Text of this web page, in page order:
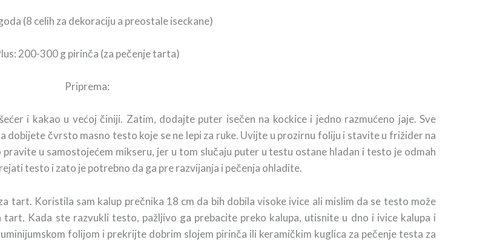
(8 celih za dekoraciju a preostale iseckane)
200-300 g pirinča (za pečenje tarta)
Priprema:
i kakao u većoj činiji. Zatim, dodajte puter isečen na kockice i jedno razmućeno jaje. Sve
dobijete čvrsto masno testo koje se ne lepi za ruke. Uvijte u prozirnu foliju i stavite u frižider na
u samostojećem mikseru, jer u tom slučaju puter u testu ostane hladan i testo je odmah
testo i zato je potrebno da ga pre razvijanja i pečenja ohladite.
tart. Koristila sam kalup prečnika 18 cm da bih dobila visoke ivice ali mislim da se testo može
Kada ste razvukli testo, pažljivo ga prebacite preko kalupa, utisnite u dno i ivice kalupa i
folijom i prekrijte dobrim slojem pirinča ili keramičkim kuglica za pečenje testa za